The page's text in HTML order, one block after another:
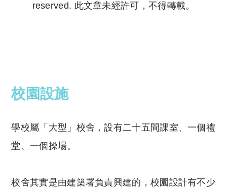
reserved. 此文章未經許可，不得轉載。
校園設施
學校屬「大型」校舍，設有二十五間課室、一個禮
堂、一個操場。
校舍其實是由建築署負責興建的，校園設計有不少